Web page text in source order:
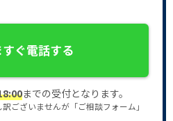
すぐ電話する
までの受付となります。
ございませんが「ご相談フォーム」